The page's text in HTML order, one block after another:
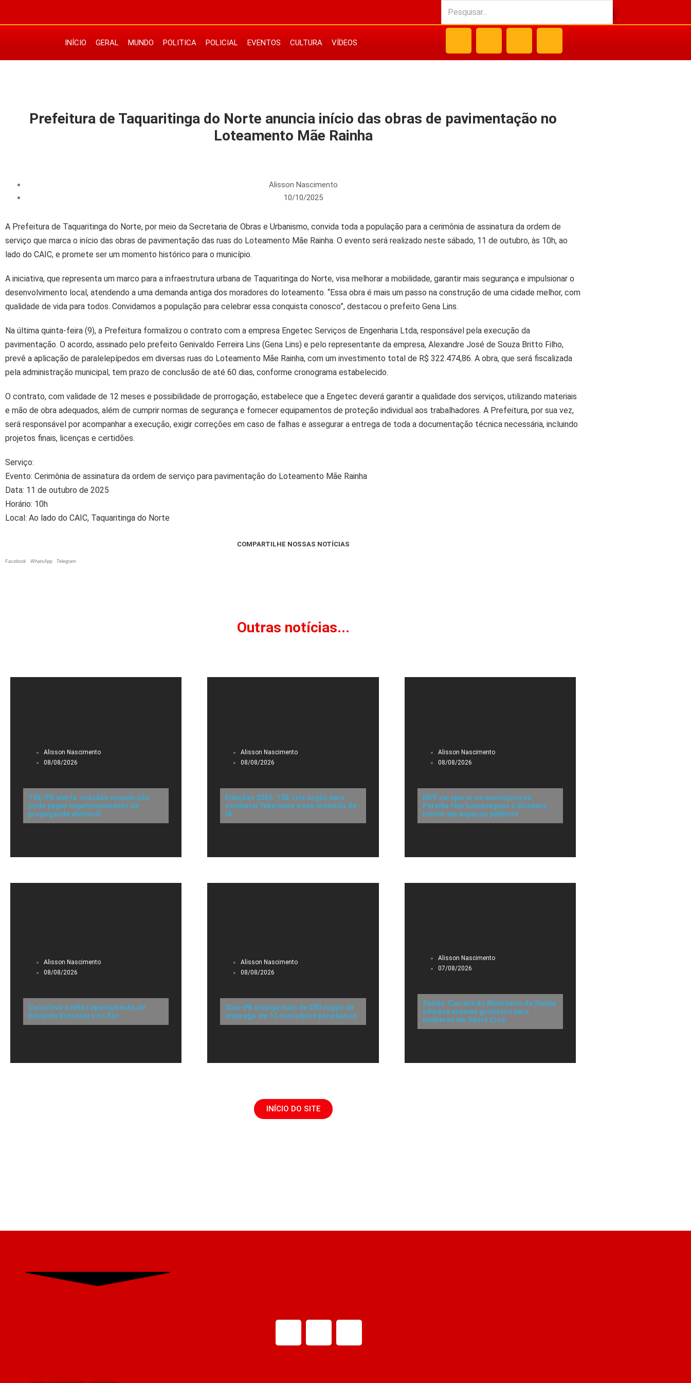
INÍCIO GERAL MUNDO POLITICA POLICIAL EVENTOS CULTURA VÍDEOS
Prefeitura de Taquaritinga do Norte anuncia início das obras de pavimentação no
Loteamento Mãe Rainha
Alisson Nascimento
10/10/2025
A Prefeitura de Taquaritinga do Norte, por meio da Secretaria de Obras e Urbanismo, convida toda a população para a cerimônia de assinatura da ordem de
serviço que marca o início das obras de pavimentação das ruas do Loteamento Mãe Rainha. O evento será realizado neste sábado, 11 de outubro, às 10h, ao
lado do CAIC, e promete ser um momento histórico para o município.
A iniciativa, que representa um marco para a infraestrutura urbana de Taquaritinga do Norte, visa melhorar a mobilidade, garantir mais segurança e impulsionar o
desenvolvimento local, atendendo a uma demanda antiga dos moradores do loteamento. “Essa obra é mais um passo na construção de uma cidade melhor, com
qualidade de vida para todos. Convidamos a população para celebrar essa conquista conosco”, destacou o prefeito Gena Lins.
Na última quinta-feira (9), a Prefeitura formalizou o contrato com a empresa Engetec Serviços de Engenharia Ltda, responsável pela execução da
pavimentação. O acordo, assinado pelo prefeito Genivaldo Ferreira Lins (Gena Lins) e pelo representante da empresa, Alexandre José de Souza Britto Filho,
prevê a aplicação de paralelepípedos em diversas ruas do Loteamento Mãe Rainha, com um investimento total de R$ 322.474,86. A obra, que será fiscalizada
pela administração municipal, tem prazo de conclusão de até 60 dias, conforme cronograma estabelecido.
O contrato, com validade de 12 meses e possibilidade de prorrogação, estabelece que a Engetec deverá garantir a qualidade dos serviços, utilizando materiais
e mão de obra adequados, além de cumprir normas de segurança e fornecer equipamentos de proteção individual aos trabalhadores. A Prefeitura, por sua vez,
será responsável por acompanhar a execução, exigir correções em caso de falhas e assegurar a entrega de toda a documentação técnica necessária, incluindo
projetos finais, licenças e certidões.
Serviço:
Evento: Cerimônia de assinatura da ordem de serviço para pavimentação do Loteamento Mãe Rainha
Data: 11 de outubro de 2025
Horário: 10h
Local: Ao lado do CAIC, Taquaritinga do Norte
COMPARTILHE NOSSAS NOTÍCIAS
Facebook WhatsApp Telegram
Outras notícias...
Alisson Nascimento
08/08/2026
TRE-PB alerta: cidadão comum não
pode pagar impulsionamento de
propaganda eleitoral
Alisson Nascimento
08/08/2026
Eleições 2026: TSE cria órgão para
combater fake news e uso indevido de
IA
Alisson Nascimento
08/08/2026
MPF vai apurar se municípios na
Paraíba têm homenagens à ditadura
militar em espaços públicos
Alisson Nascimento
08/08/2026
Caixa leva a leilão apartamento de
Eduardo Bolsonaro no Rio
Alisson Nascimento
08/08/2026
Sine-PB divulga mais de 290 vagas de
emprego em 12 municípios paraibanos
Alisson Nascimento
07/08/2026
Saúde: Carreta do Ministério da Saúde
oferece exames gratuitos para
mulheres em Santa Cruz
INÍCIO DO SITE